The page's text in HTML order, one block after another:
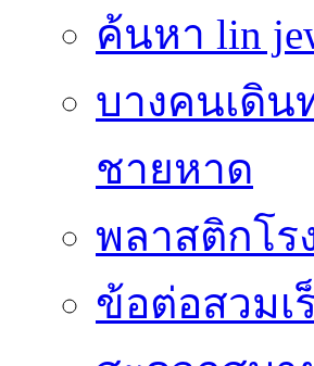
ค้นหา lin
บางคนเดิน
ชายหาด
พลาสติกโร
ข้อต่อสวมเ